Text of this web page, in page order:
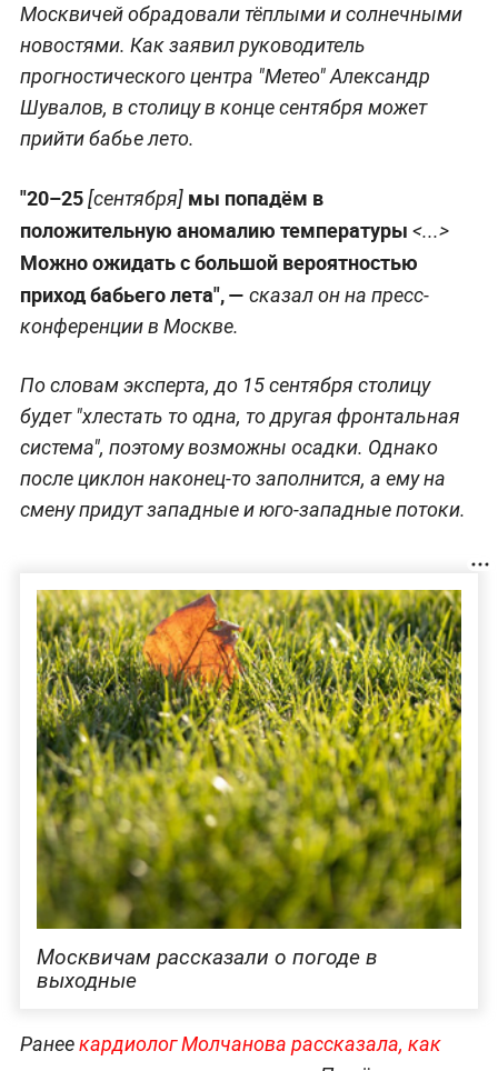
Москвичей обрадовали тёплыми и солнечными
новостями. Как заявил руководитель
прогностического центра "Метео" Александр
Шувалов, в столицу в конце сентября может
прийти бабье лето.
"20–25[сентября]мы попадём в
положительную аномалию температуры <...>
Можно ожидать с большой вероятностью
приход бабьего лета", — сказал он на пресс-
конференции в Москве.
По словам эксперта, до 15 сентября столицу
будет "хлестать то одна, то другая фронтальная
система", поэтому возможны осадки. Однако
после циклон наконец-то заполнится, а ему на
смену придут западные и юго-западные потоки.
Москвичам рассказали о погоде в
выходные
Ранеекардиолог Молчанова рассказала, как